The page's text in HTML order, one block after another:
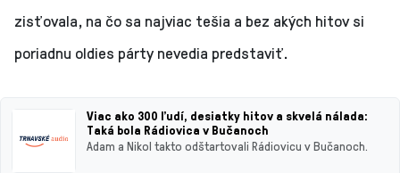
zisťovala, na čo sa najviac tešia a bez akých hitov si
poriadnu oldies párty nevedia predstaviť.
Viac ako 300 ľudí, desiatky hitov a skvelá nálada:
Taká bola Rádiovica v Bučanoch
Adam a Nikol takto odštartovali Rádiovicu v Bučanoch.